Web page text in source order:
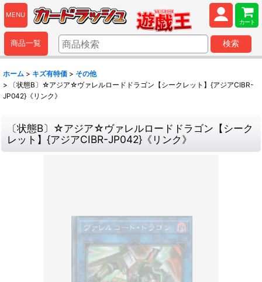
MENU
カート
商品一覧 検索
ホーム > キズ有特価 > その他
>
〔状態B〕☆アジア☆ヴァレルロードドラゴン【シークレット】{アジアCIBR-
JP042}《リンク》
〔状態B〕☆アジア☆ヴァレルロードドラゴン【シーク
レット】{アジアCIBR-JP042}《リンク》